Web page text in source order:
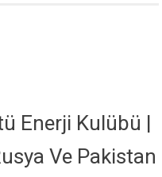
Enerji Kulübü |
Ve Pakistan